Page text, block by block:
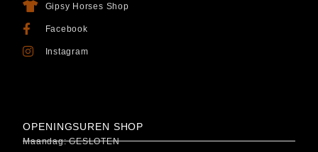
Gipsy Horses Shop
Facebook
Instagram
OPENINGSUREN SHOP
Maandag: GESLOTEN